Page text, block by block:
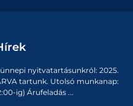
nyitvatartásunkról: 2025.
tartunk. Utolsó munkanap:
ig) Árufeladás ...